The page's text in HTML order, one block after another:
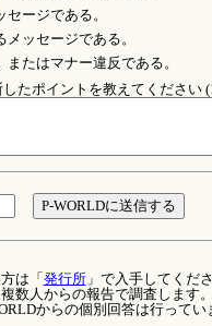
セージである。
メッセージである。
またはマナー違反である。
たポイントを教えてください
は「 発行所」で入手してくだ
数人からの報告で調査します
からの個別回答は行ってい